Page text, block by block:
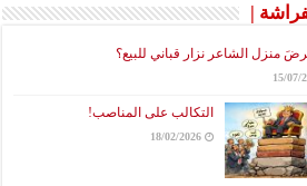
|
منزل الشاعر نزار قباني للبيع؟
15/07/
التكالب على المناصب!
18/02/2026